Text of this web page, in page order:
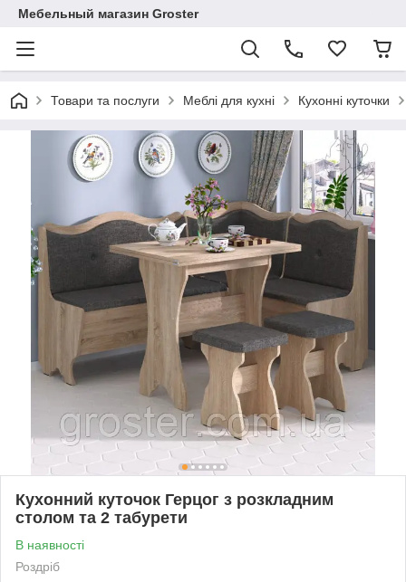
Мебельный магазин Groster
Товари та послуги Меблі для кухні Кухонні куточки
Кухонний куточок Герцог з розкладним
столом та 2 табурети
В наявності
Роздріб